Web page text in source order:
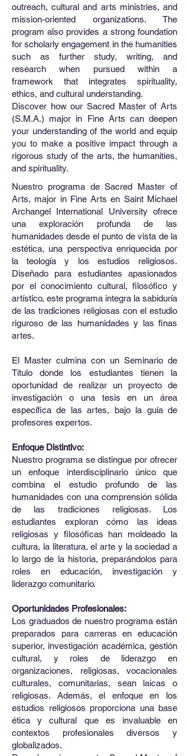
outreach, cultural and arts ministries, and
mission-oriented organizations. The
program also provides a strong foundation
for scholarly engagement in the humanities
such as further study, writing, and
research when pursued within a
framework that integrates spirituality,
ethics, and cultural understanding.
Discover how our Sacred Master of Arts
(S.M.A.) major in Fine Arts can deepen
your understanding of the world and equip
you to make a positive impact through a
rigorous study of the arts, the humanities,
and spirituality.
Nuestro programa de Sacred Master of
Arts, major in Fine Arts en Saint Michael
Archangel International University ofrece
una exploración profunda de las
humanidades desde el punto de vista de la
estética, una perspectiva enriquecida por
la teología y los estudios religiosos.
Diseñado para estudiantes apasionados
por el conocimiento cultural, filosófico y
artístico, este programa integra la sabiduría
de las tradiciones religiosas con el estudio
riguroso de las humanidades y las finas
artes.
El Master culmina con un Seminario de
Título donde los estudiantes tienen la
oportunidad de realizar un proyecto de
investigación o una tesis en un área
específica de las artes, bajo la guía de
profesores expertos.
Enfoque Distintivo:
Nuestro programa se distingue por ofrecer
un enfoque interdisciplinario único que
combina el estudio profundo de las
humanidades con una comprensión sólida
de las tradiciones religiosas. Los
estudiantes exploran cómo las ideas
religiosas y filosóficas han moldeado la
cultura, la literatura, el arte y la sociedad a
lo largo de la historia, preparándolos para
roles en educación, investigación y
liderazgo comunitario.
Oportunidades Profesionales:
Los graduados de nuestro programa están
preparados para carreras en educación
superior, investigación académica, gestión
cultural, y roles de liderazgo en
organizaciones, religiosas, vocacionales
culturales, comunitarias, sean laicas o
religiosas. Además, el enfoque en los
estudios religiosos proporciona una base
ética y cultural que es invaluable en
contextos profesionales diversos y
globalizados.